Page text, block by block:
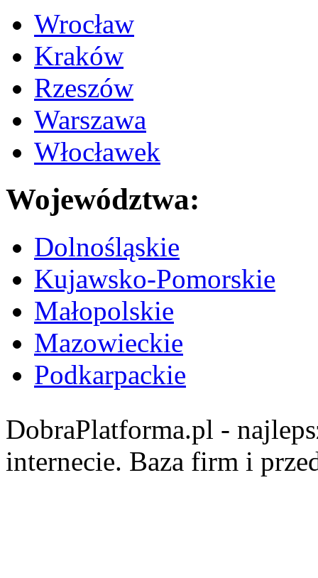
Wrocław
Kraków
Rzeszów
Warszawa
Włocławek
Województwa:
Dolnośląskie
Kujawsko-Pomorskie
Małopolskie
Mazowieckie
Podkarpackie
DobraPlatforma.pl -
internecie. Baza firm i